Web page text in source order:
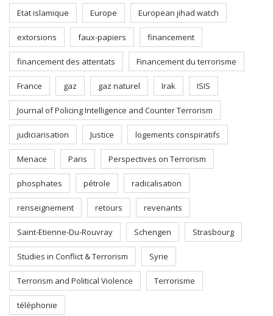
Etat islamique Europe European jihad watch
extorsions faux-papiers financement
financement des attentats Financement du terrorisme
France gaz gaz naturel Irak ISIS
Journal of Policing Intelligence and Counter Terrorism
judiciarisation Justice logements conspiratifs
Menace Paris Perspectives on Terrorism
phosphates pétrole radicalisation
renseignement retours revenants
Saint-Etienne-Du-Rouvray Schengen Strasbourg
Studies in Conflict & Terrorism Syrie
Terrorism and Political Violence Terrorisme
téléphonie